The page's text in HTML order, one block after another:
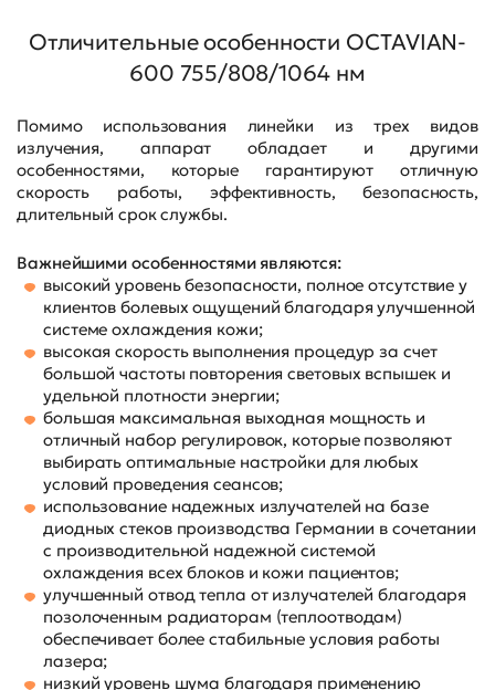
Отличительные особенности OCTAVIAN-
600 755/808/1064 нм
Помимо использования линейки из трех видов
излучения, аппарат обладает и другими
особенностями, которые гарантируют отличную
скорость работы, эффективность, безопасность,
длительный срок службы.
Важнейшими особенностями являются:
высокий уровень безопасности, полное отсутствие у
клиентов болевых ощущений благодаря улучшенной
системе охлаждения кожи;
высокая скорость выполнения процедур за счет
большой частоты повторения световых вспышек и
удельной плотности энергии;
большая максимальная выходная мощность и
отличный набор регулировок, которые позволяют
выбирать оптимальные настройки для любых
условий проведения сеансов;
использование надежных излучателей на базе
диодных стеков производства Германии в сочетании
с производительной надежной системой
охлаждения всех блоков и кожи пациентов;
улучшенный отвод тепла от излучателей благодаря
позолоченным радиаторам (теплоотводам)
обеспечивает более стабильные условия работы
лазера;
низкий уровень шума благодаря применению